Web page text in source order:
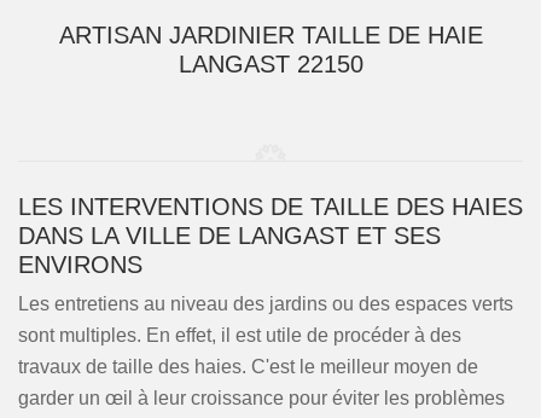
ARTISAN JARDINIER TAILLE DE HAIE
LANGAST 22150
LES INTERVENTIONS DE TAILLE DES HAIES
DANS LA VILLE DE LANGAST ET SES
ENVIRONS
Les entretiens au niveau des jardins ou des espaces verts
sont multiples. En effet, il est utile de procéder à des
travaux de taille des haies. C'est le meilleur moyen de
garder un œil à leur croissance pour éviter les problèmes